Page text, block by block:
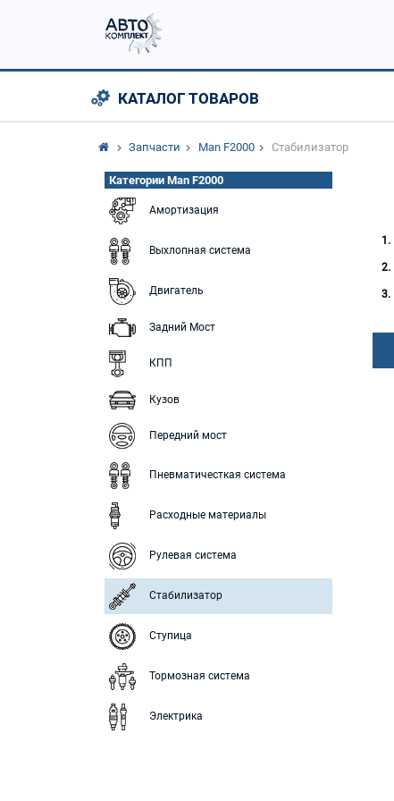
КАТАЛОГ ТОВАРОВ
Запчасти Man F2000 Стабилизатор
Категории Man F2000
Амортизация
Выхлопная система
Двигатель
Задний Мост
КПП
Кузов
Передний мост
Пневматичесткая система
Расходные материалы
Рулевая система
Стабилизатор
Ступица
Тормозная система
Электрика